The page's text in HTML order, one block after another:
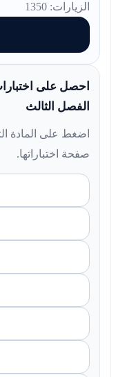
الزيارات: 1350
احصل على
الفصل الثالث
اضغط على المادة
صفحة اختباراتها.